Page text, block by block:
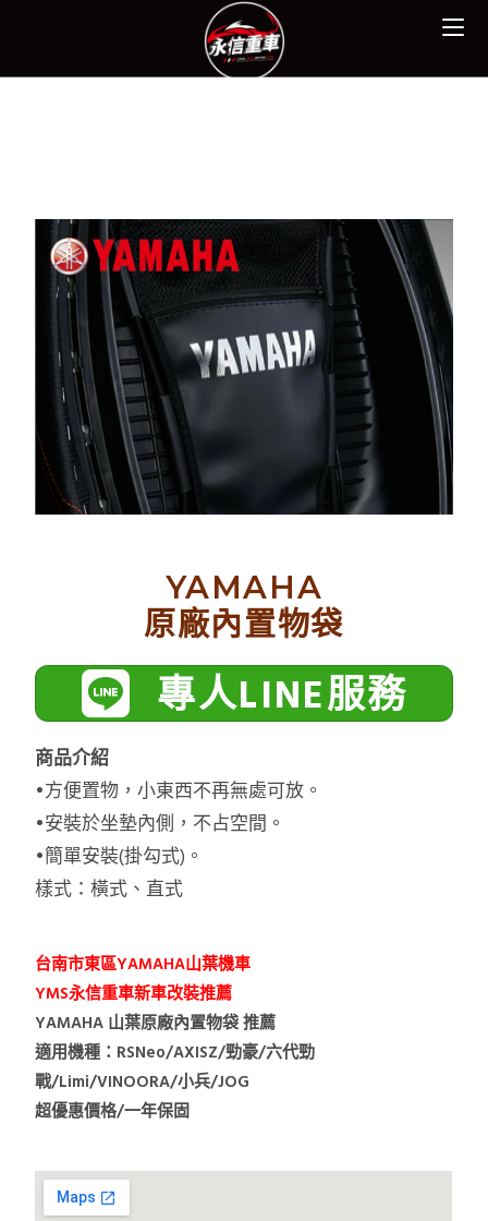
YAMAHA
原廠內置物袋
專人LINE服務
商品介紹
•方便置物，小東西不再無處可放。
•安裝於坐墊內側，不占空間。
•簡單安裝(掛勾式)。
樣式：橫式、直式
台南市東區YAMAHA山葉機車
YMS永信重車新車改裝推薦
YAMAHA 山葉原廠內置物袋 推薦
適用機種：RSNeo/AXISZ/勁豪/六代勁
戰/Limi/VINOORA/小兵/JOG
超優惠價格/一年保固